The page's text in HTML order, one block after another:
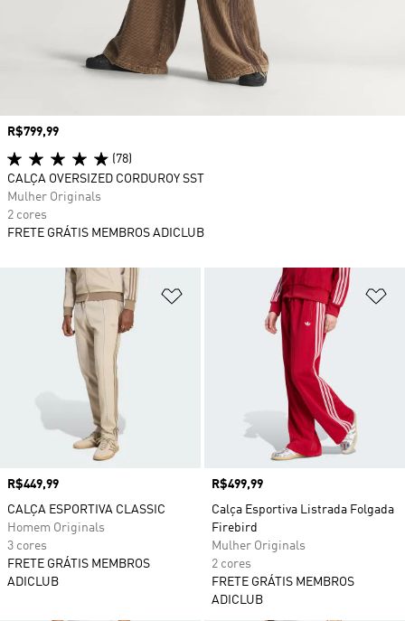
Adicionar à Lista de Desejos
Preço
R$449,99
CALÇA ESPORTIVA CLASSIC
Homem Originals
3 cores
FRETE GRÁTIS MEMBROS
ADICLUB
Preço
R$499,99
Calça Esportiva Listrada Folgada
Firebird
Mulher Originals
2 cores
FRETE GRÁTIS MEMBROS
ADICLUB
Preço
R$799,99
(78)
CALÇA OVERSIZED CORDUROY SST
Mulher Originals
2 cores
FRETE GRÁTIS MEMBROS ADICLUB